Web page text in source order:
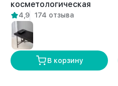
косметологическая
массажная складная
для ресниц Персе
белая
4,9 174 отзыва
В корзину